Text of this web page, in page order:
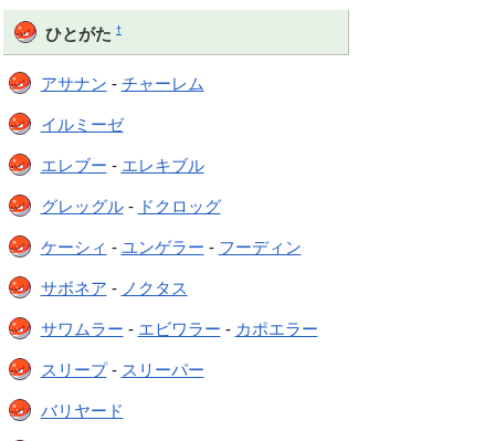
ひとがた †
アサナン - チャーレム
イルミーゼ
エレブー - エレキブル
グレッグル- ドクロッグ
ケーシィ - ユンゲラー - フーディン
サボネア - ノクタス
サワムラー - エビワラー - カポエラー
スリープ- スリーパー
バリヤード